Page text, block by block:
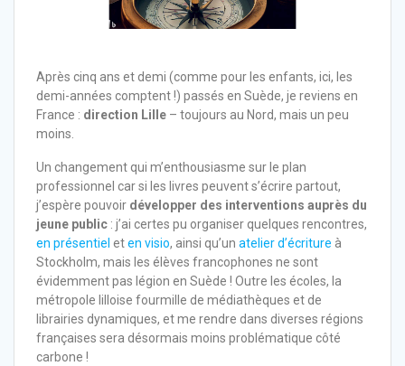
Après cinq ans et demi (comme pour les enfants, ici, les
demi-années comptent !) passés en Suède, je reviens en
France : direction Lille – toujours au Nord, mais un peu
moins.
Un changement qui m’enthousiasme sur le plan
professionnel car si les livres peuvent s’écrire partout,
j’espère pouvoir développer des interventions auprès du
jeune public : j’ai certes pu organiser quelques rencontres,
en présentiel eten visio, ainsi qu’un atelier d’écriture à
Stockholm, mais les élèves francophones ne sont
évidemment pas légion en Suède ! Outre les écoles, la
métropole lilloise fourmille de médiathèques et de
librairies dynamiques, et me rendre dans diverses régions
françaises sera désormais moins problématique côté
carbone !